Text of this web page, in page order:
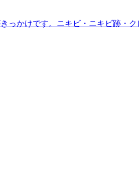
っかけです。ニキビ・ニキビ跡・